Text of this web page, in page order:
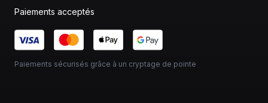
Paiements acceptés
Paiements sécurisés grâce à un cryptage de pointe